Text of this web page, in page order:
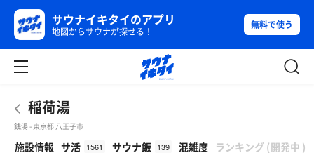
サウナイキタイのアプリ
地図からサウナが探せる！
無料で使う
稲荷湯
銭湯 - 東京都 八王子市
施設情報 サ活 1561 サウナ飯 139 混雑度 ランキング (開発中 )